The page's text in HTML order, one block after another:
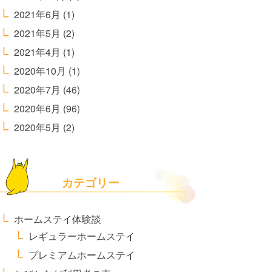
2021年6月 (1)
2021年5月 (2)
2021年4月 (1)
2020年10月 (1)
2020年7月 (46)
2020年6月 (96)
2020年5月 (2)
カテゴリー
ホームステイ体験談
レギュラーホームステイ
プレミアムホームステイ